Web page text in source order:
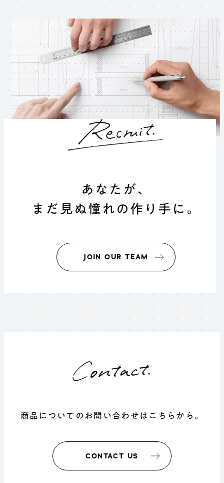
あなたが、
まだ見ぬ憧れの作り手に。
JOIN OUR TEAM
商品についてのお問い合わせはこちらから。
CONTACT US